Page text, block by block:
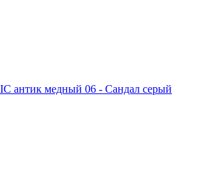
антик медный 06 - Сандал серый